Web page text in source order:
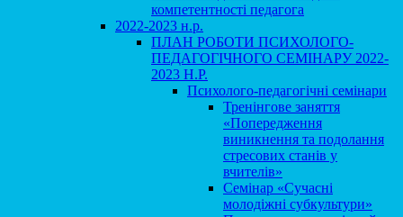
компетентності педагога
2022-2023 н.р.
ПЛАН РОБОТИ ПСИХОЛОГО-
ПЕДАГОГІЧНОГО СЕМІНАРУ 2022-
2023 Н.Р.
Психолого-педагогічні семінари
Тренінгове заняття
«Попередження
виникнення та подолання
стресових станів у
вчителів»
Семінар «Сучасні
молодіжні субкультури»